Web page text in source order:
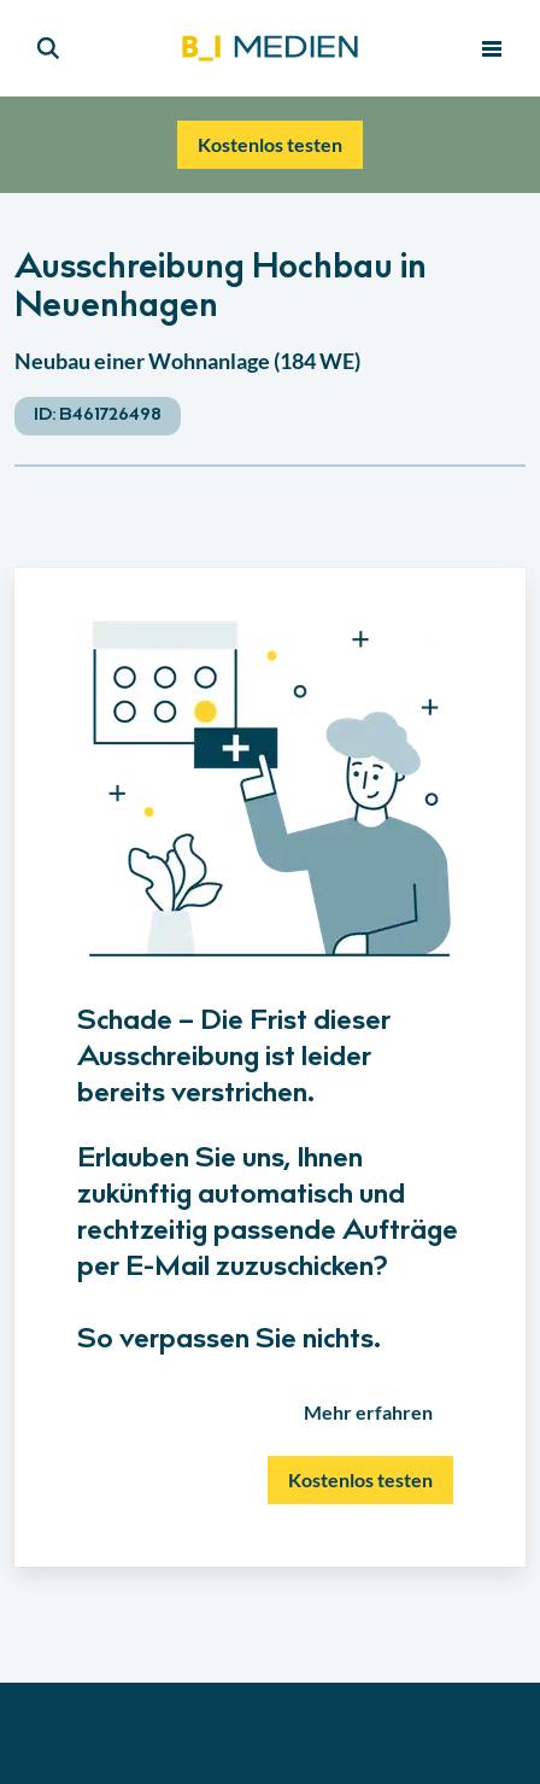
Kostenlos testen
Ausschreibung Hochbau in
Neuenhagen
Neubau einer Wohnanlage (184 WE)
ID: B461726498
Schade – Die Frist dieser
Ausschreibung ist leider
bereits verstrichen.
Erlauben Sie uns, Ihnen
zukünftig automatisch und
rechtzeitig passende Aufträge
per E-Mail zuzuschicken?
So verpassen Sie nichts.
Mehr erfahren
Kostenlos testen